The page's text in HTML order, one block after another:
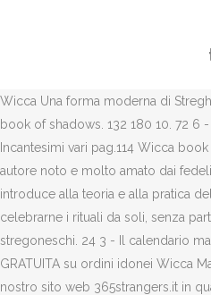
Wicca Una forma moderna di
book of shadows. 132 180 10. 72 6
Incantesimi vari pag.114 Wicca
autore noto e molto amato dai
introduce alla teoria e alla pratica
celebrarne i rituali da soli, senza
stregoneschi. 24 3 - Il calendario
GRATUITA su ordini idonei Wicca
nostro sito web 365strangers.it in